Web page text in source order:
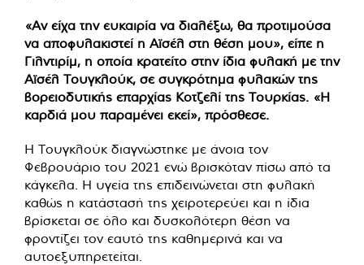
«Αν είχα την ευκαιρία να διαλέξω, θα προτιμούσα
να αποφυλακιστεί η Αϊσέλ στη θέση μου», είπε η
Γιλντιρίμ, η οποία κρατείτο στην ίδια φυλακή με την
Αϊσέλ Τουγκλούκ, σε συγκρότημα φυλακών της
βορειοδυτικής επαρχίας Κοτζελί της Τουρκίας. «Η
καρδιά μου παραμένει εκεί», πρόσθεσε.
Η Τουγκλούκ διαγνώστηκε με άνοια τον
Φεβρουάριο του 2021 ενώ βρισκόταν πίσω από τα
κάγκελα. Η υγεία της επιδεινώνεται στη φυλακή
καθώς η κατάστασή της χειροτερεύει και η ίδια
βρίσκεται σε όλο και δυσκολότερη θέση να
φροντίζει τον εαυτό της καθημερινά και να
αυτοεξυπηρετείται.